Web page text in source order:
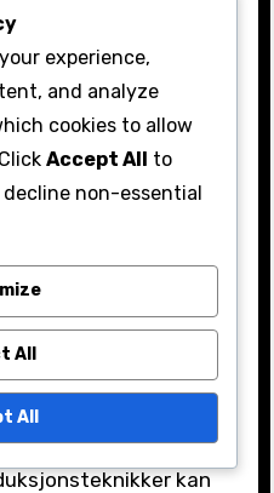
og forberede
Noen individer
kan
svingningene, men
en helsepersonell for
symptomer
kan forsterke
noe som gjør
PMS-relaterte
stressorer og
kan
experience,
and analyze
cookies to allow
Accept All to
non-essential
All
All